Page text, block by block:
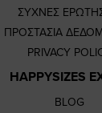
ΣΥΧΝΕΣ
ΠΡΟΣΤΑΣΙΑ
PRIVACY
HAPPYSIZES
BLOG